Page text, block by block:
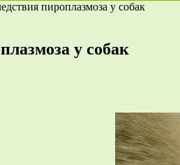
пироплазмоза у собак
у собак